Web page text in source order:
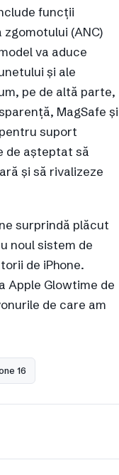
funcții
(ANC)
va aduce
și ale
pe de altă parte,
MagSafe și
suport
de așteptat să
și să rivalizeze
surprindă plăcut
noul sistem de
de iPhone.
Apple Glowtime de
de care am
16